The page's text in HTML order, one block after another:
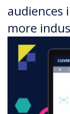
audiences
more